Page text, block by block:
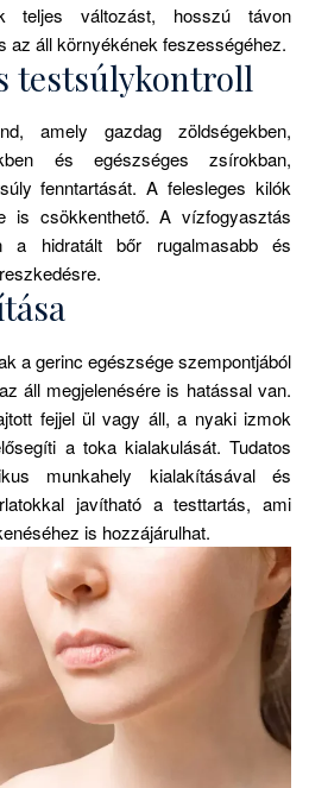
teljes változást, hosszú távon
az áll környékének feszességéhez.
testsúlykontroll
amely gazdag zöldségekben,
és egészséges zsírokban,
fenntartását. A felesleges kilók
is csökkenthető. A vízfogyasztás
a hidratált bőr rugalmasabb és
a gerinc egészsége szempontjából
áll megjelenésére is hatással van.
fejjel ül vagy áll, a nyaki izmok
a toka kialakulását. Tudatos
munkahely kialakításával és
javítható a testtartás, ami
is hozzájárulhat.